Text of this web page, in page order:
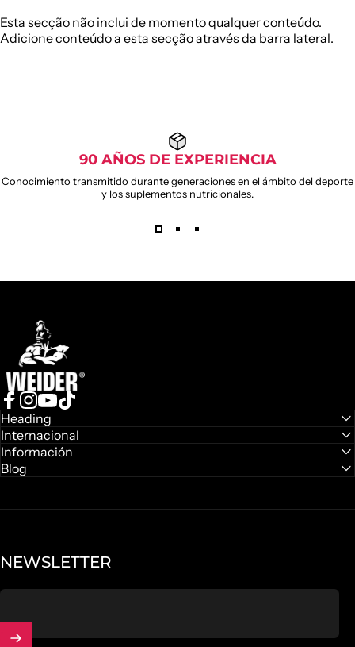
Esta secção não inclui de momento qualquer conteúdo.
Adicione conteúdo a esta secção através da barra lateral.
90 AÑOS DE EXPERIENCIA
Conocimiento transmitido durante generaciones en el ámbito del deporte
y los suplementos nutricionales.
Weider
Facebook
Instagram
YouTube
Heading
Internacional
Información
Blog
NEWSLETTER